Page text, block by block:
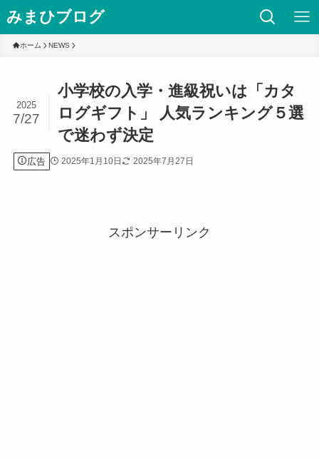
みまひブログ
ホーム NEWS
小学校の入学・進級祝いは「カタ
ログギフト」 人気ランキング５選
で迷わず決定
2025
7/27
広告 2025年1月10日 2025年7月27日
スポンサーリンク